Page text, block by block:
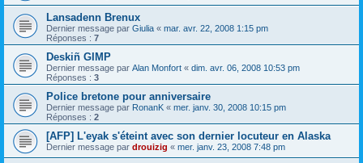
Lansadenn Brenux
Dernier message par Giulia « mar. avr. 22, 2008 1:15 pm
Réponses : 7
Deskiñ GIMP
Dernier message par Alan Monfort « dim. avr. 06, 2008 10:53 pm
Réponses : 3
Police bretone pour anniversaire
Dernier message par RonanK « mer. janv. 30, 2008 10:15 pm
Réponses : 2
[AFP] L'eyak s'éteint avec son dernier locuteur en Alaska
Dernier message par drouizig « mer. janv. 23, 2008 7:48 pm